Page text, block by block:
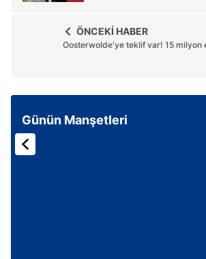
ÖNCEKİ HABER
Oosterwolde'ye teklif var! 15 milyon
Günün Manşetleri